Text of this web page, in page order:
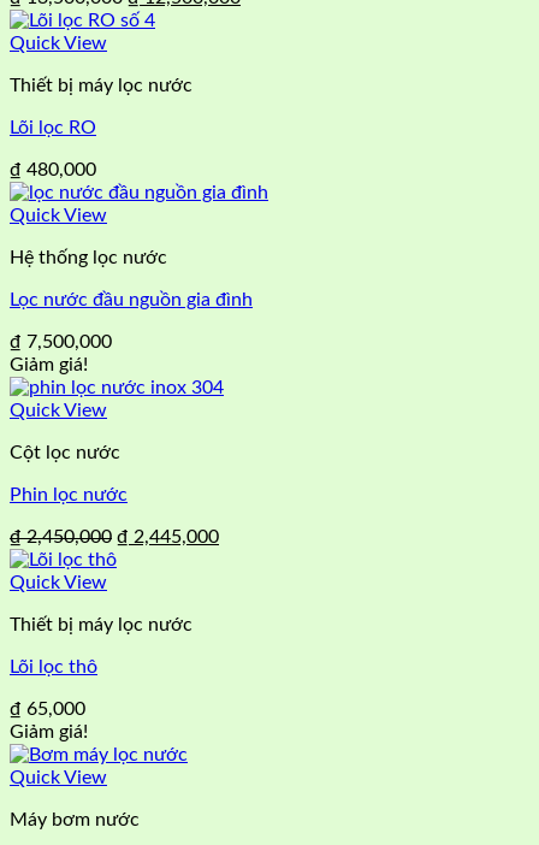
gốc
Quick View
Thiết bị máy lọc nước
Lõi lọc RO
₫ 480,000
Quick View
Hệ thống lọc nước
Lọc nước đầu nguồn gia đình
₫ 7,500,000
Giảm giá!
Quick View
Cột lọc nước
Phin lọc nước
₫2,450,000 Giá
gốc
₫ 2,445,000Giá
Quick View
Thiết bị máy lọc nước
Lõi lọc thô
₫ 65,000
Giảm giá!
Quick View
Máy bơm nước